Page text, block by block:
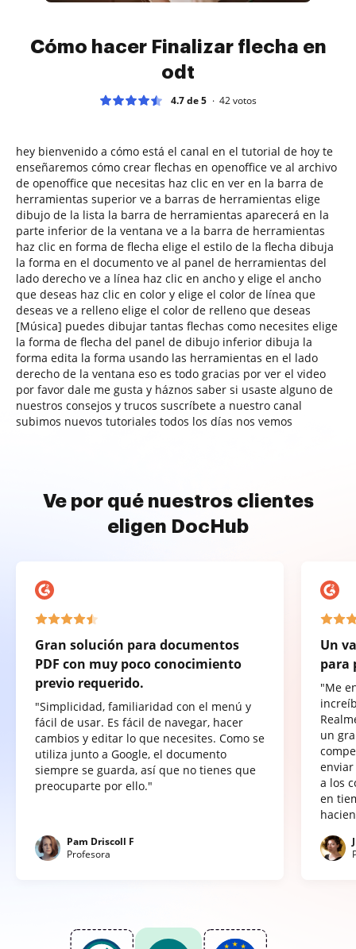
Cómo hacer Finalizar flecha en
odt
4.7 de 5 42votos
hey bienvenido a cómo está el canal en el tutorial de hoy te
enseñaremos cómo crear flechas en openoffice ve al archivo
de openoffice que necesitas haz clic en ver en la barra de
herramientas superior ve a barras de herramientas elige
dibujo de la lista la barra de herramientas aparecerá en la
parte inferior de la ventana ve a la barra de herramientas
haz clic en forma de flecha elige el estilo de la flecha dibuja
la forma en el documento ve al panel de herramientas del
lado derecho ve a línea haz clic en ancho y elige el ancho
que deseas haz clic en color y elige el color de línea que
deseas ve a relleno elige el color de relleno que deseas
[Música] puedes dibujar tantas flechas como necesites elige
la forma de flecha del panel de dibujo inferior dibuja la
forma edita la forma usando las herramientas en el lado
derecho de la ventana eso es todo gracias por ver el video
por favor dale me gusta y háznos saber si usaste alguno de
nuestros consejos y trucos suscríbete a nuestro canal
subimos nuevos tutoriales todos los días nos vemos
Ve por qué nuestros clientes
eligen DocHub
Gran solución para documentos
PDF con muy poco conocimiento
previo requerido.
"Simplicidad, familiaridad con el menú y
fácil de usar. Es fácil de navegar, hacer
cambios y editar lo que necesites. Como se
utiliza junto a Google, el documento
siempre se guarda, así que no tienes que
preocuparte por ello."
Pam Driscoll F
Profesora
Un
para
"Me
un
a los
en